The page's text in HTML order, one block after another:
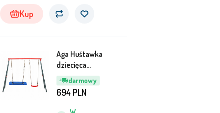
Kup
darmowy
Aga Huśtawka
dziecięca
290x180x200 cm
DSC7006
694 PLN